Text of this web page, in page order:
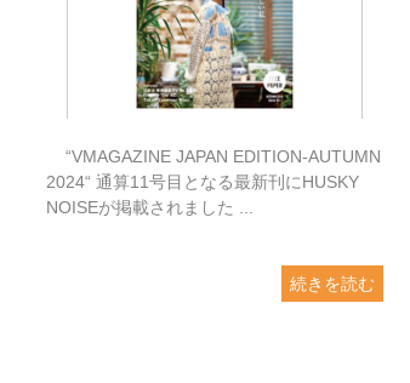
“VMAGAZINE JAPAN EDITION-AUTUMN
2024“ 通算11号目となる最新刊にHUSKY
NOISEが掲載されました ...
続きを読む